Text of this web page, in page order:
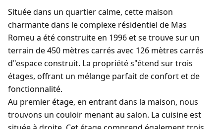
Située dans un quartier calme, cette maison
charmante dans le complexe résidentiel de Mas
Romeu a été construite en 1996 et se trouve sur un
terrain de 450 mètres carrés avec 126 mètres carrés
d"espace construit. La propriété s"étend sur trois
étages, offrant un mélange parfait de confort et de
fonctionnalité.
Au premier étage, en entrant dans la maison, nous
trouvons un couloir menant au salon. La cuisine est